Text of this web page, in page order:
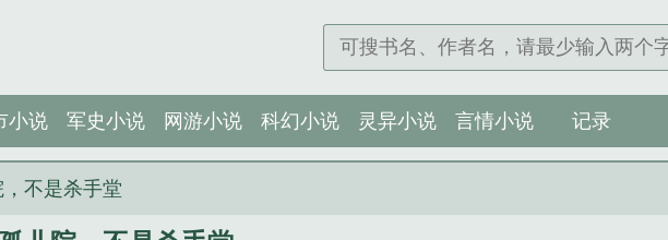
小说 军史小说 网游小说 科幻小说 灵异小说 言情小说 记录
不是杀手堂